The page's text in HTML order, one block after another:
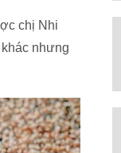
chị Nhi
nhưng